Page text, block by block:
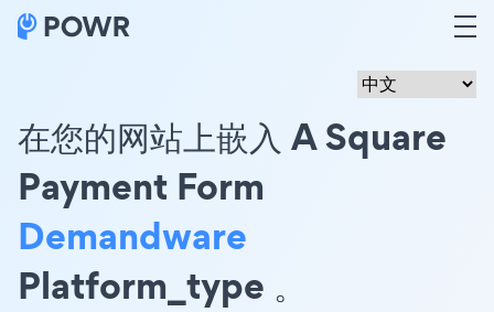
在您的网站上嵌入 A Square
Payment Form
Demandware
Platform_type 。